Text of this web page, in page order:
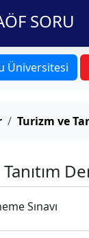
SORU
Üniversitesi
Turizm ve
Sınavı